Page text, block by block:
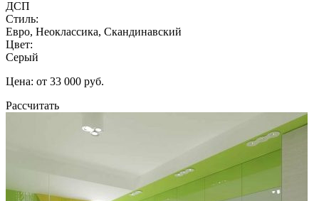
ДСП
Стиль:
Евро, Неоклассика, Скандинавский
Цвет:
Серый
Цена: от 33 000 руб.
Рассчитать